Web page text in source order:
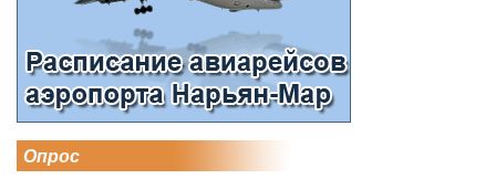
Опрос